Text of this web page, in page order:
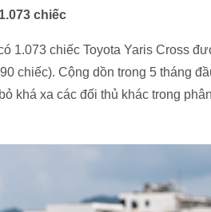
chiếc
1.073 chiếc Toyota Yaris Cross
chiếc). Cộng dồn trong 5 tháng
khá xa các đối thủ khác trong